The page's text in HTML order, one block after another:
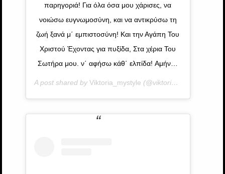
παρηγοριά! Για όλα όσα μου χάρισες, να
νοιώσω ευγνωμοσύνη, και να αντικρύσω τη
ζωή ξανά μ΄ εμπιστοσύνη! Και την Αγάπη Του
Χριστού Έχοντας για πυξίδα, Στα χέρια Του
Σωτήρα μου. ν΄ αφήσω κάθ΄ ελπίδα! Aμήν…
A post shared by Viktoria_mystyle (@viktoria_mystyle) on